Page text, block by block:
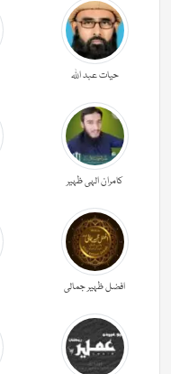
حیات عبد اللہ
کامران الہی ظہیر
افضل ظہیر جمالی